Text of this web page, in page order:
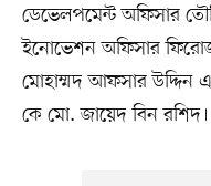
ডেভেলপমেন্ট অফিসার
ইনোভেশন অফিসার
মোহাম্মদ আফসার
কে মো. জায়েদ বিন রশিদ।